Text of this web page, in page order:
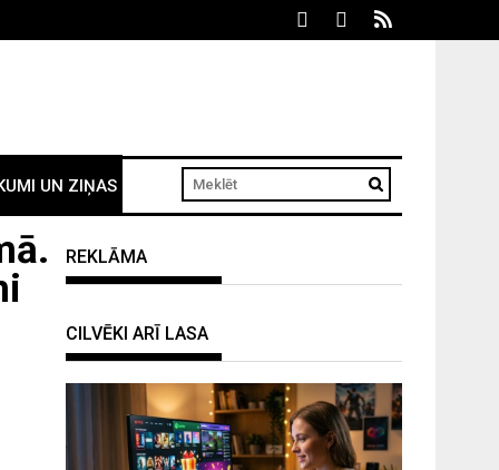
UN ZIŅAS
REKLĀMA
CILVĒKI ARĪ LASA